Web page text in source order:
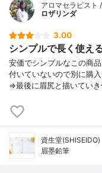
アロマセラピスト
ロザリンダ
3.00
シンプルで長く使え
安価でシンプルなこの商
付いていないので別に購
⇒最後に眉尻と描いてい
資生堂(SHISEIDO)
眉墨鉛筆